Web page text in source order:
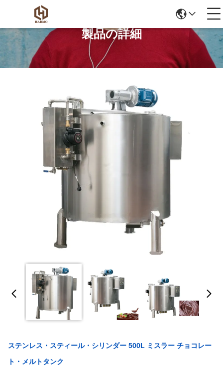
製品の詳細
ステンレス・スティール・シリンダー 500L ミスラー チョコレー
ト・メルトタンク